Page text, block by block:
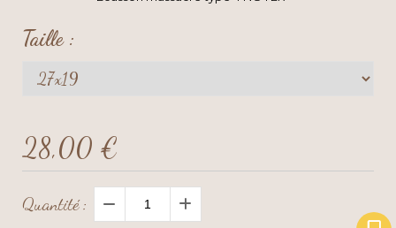
Taille :
28,00 €
Quantité :